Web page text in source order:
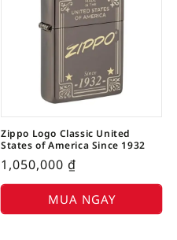
Zippo Logo Classic United
States of America Since 1932
1,050,000 ₫
MUA NGAY